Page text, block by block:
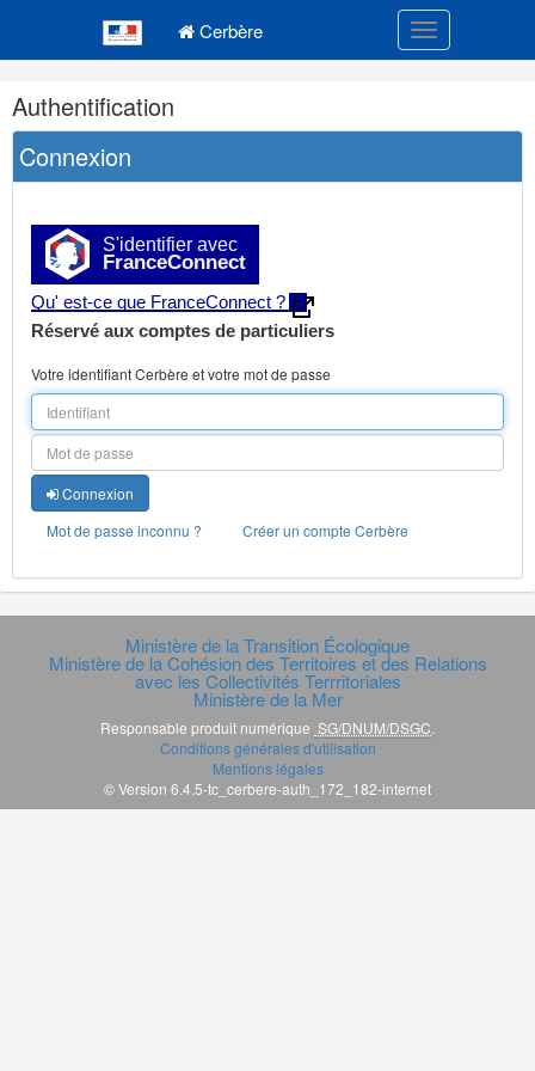
Cerbère Toggle
Navigation
et
outils
annexes
Authentification
Connexion
S'identifier avec
FranceConnect
Qu' est-ce que FranceConnect ?
Réservé aux comptes de particuliers
Votre identifiant Cerbère et votre mot de passe
Connexion
Mot de passe inconnu ?
Créer un compte Cerbère
Ministère de la Transition Écologique
Ministère de la Cohésion des Territoires et des Relations
avec les Collectivités Terrritoriales
Ministère de la Mer
Responsable produit numérique SG/DNUM/DSGC.
Conditions générales d'utilisation
Mentions légales
© Version 6.4.5-tc_cerbere-auth_172_182-internet